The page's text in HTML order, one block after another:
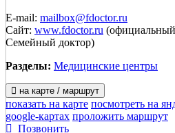
E-mail: mailbox@fdoctor.ru
Сайт: www.fdoctor.ru
Семейный доктор)
Разделы: Медицинские центры
на карте / маршрут
показать на карте посмотреть на
google-картах проложить маршрут
Позвонить